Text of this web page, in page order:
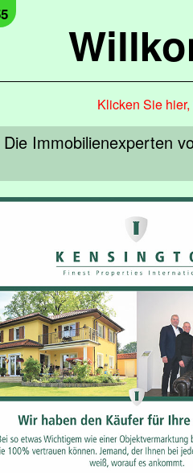
Klicken Sie
Die Immobilienexperten